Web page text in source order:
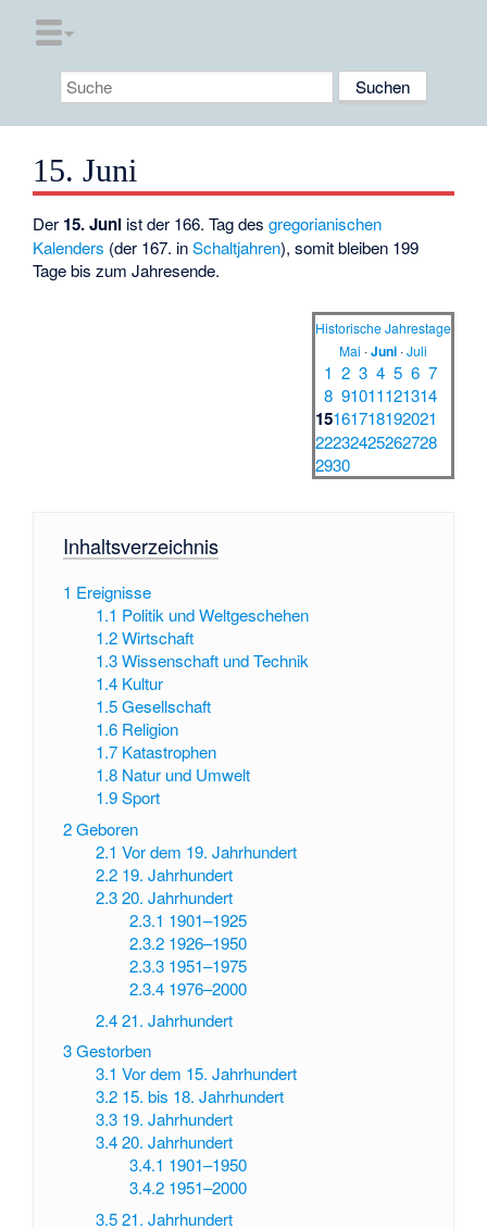
15. Juni
Der 15. Juni ist der 166. Tag desgregorianischen
Kalenders (der 167. inSchaltjahren), somit bleiben 199
Tage bis zum Jahresende.
Historische Jahrestage
Mai ·Juni·Juli
1 2 3 4 5 6 7
8 91011121314
15161718192021
22232425262728
2930
Inhaltsverzeichnis
1 Ereignisse
1.1 Politik und Weltgeschehen
1.2 Wirtschaft
1.3 Wissenschaft und Technik
1.4 Kultur
1.5 Gesellschaft
1.6 Religion
1.7 Katastrophen
1.8 Natur und Umwelt
1.9 Sport
2Geboren
2.1 Vor dem 19. Jahrhundert
2.2 19. Jahrhundert
2.3 20. Jahrhundert
2.3.1 1901–1925
2.3.2 1926–1950
2.3.3 1951–1975
2.3.4 1976–2000
2.4 21. Jahrhundert
3Gestorben
3.1 Vor dem 15. Jahrhundert
3.2 15. bis 18. Jahrhundert
3.3 19. Jahrhundert
3.4 20. Jahrhundert
3.4.1 1901–1950
3.4.2 1951–2000
3.5 21. Jahrhundert